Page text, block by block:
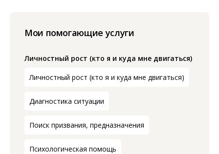
Мои помогающие услуги
Личностный рост (кто я и куда мне двигаться)
Личностный рост (кто я и куда мне двигаться)
Диагностика ситуации
Поиск призвания, предназначения
Психологическая помощь